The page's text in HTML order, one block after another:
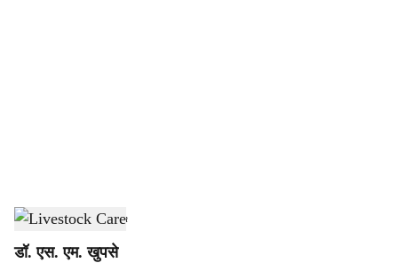
Livestock Care-Agrowon
डॉ. एस. एम. खुपसे